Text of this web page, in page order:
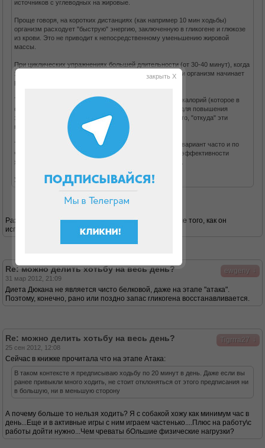
источников с углеводных на жировые.
Проще говоря, на коротких дистанциях (как например 10 мин ходьбы)
организм расходует "быструю" энергию, заключенную в гликогене и глюкозе
из крови. Это не приводит к непосредственному уменьшению жировой
массы.
При циклических упражнениях большей длительности (от 30-40 минут), когда
заканчивается запас гликогена, для пополнения энергии организм начинает
расщеплять жировые запасы.
Т.о. помимо простого количества потраченных за день калорий (которое в
обоих случаях будет арифметически равное) следует для повышения
эффективности упражнений (в т.ч. ходьбы) учитывать то, "откуда" эти
калории берутся.
Так что, если нет возможности ходить сразу долго - то вариант часто и по
чуть-чуть лучше, чем вообще ничего не делать. Но по эффективности
ходьба от 30 мин и больше - будет несколько полезнее.
Удачного похудания!
Разве на белковой диете типа дюкана гликоген после того, как он
использован во время атаки, восполняется?
ewgeny
Re: можно делить хотьбу на весь день?
31 мар 2012, 21:09
Диета Дюкана не является чисто белковой, даже на этапе "атака".
Поэтому, конечно, рано или поздно запас гликогена восстанавливается.
Tigrrra27
Re: можно делить хотьбу на весь день?
25 сен 2012, 12:08
Сейчас в книжке прочитала что на этапе Атака:
В таком контексте я предписываю ходьбу по 20 минут в день. Даже если вы
ранее привыкли много ходить, не стоит отклоняться от этого предписания ни
в большую, ни в меньшую сторону
А почему больше то нельзя ходить? Я с собакой хожу как минимум час в
день...Еще и в активные игры с ним играем частенько....Плюс на работу\с
работы дойти нужно...Чем чреваты бОльшие физические нагрузки?
закрыть X